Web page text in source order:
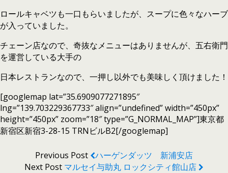
ロールキャベツも一口もらいましたが、スープに色々なハーブ
が入っていました。
チェーン店なので、奇抜なメニューはありませんが、五右衛門
を運営している大手の
日本レストランなので、一押し以外でも美味しく頂けました！
[googlemap lat=”35.6909077271895″
lng=”139.703229367733″ align=”undefined” width=”450px”
height=”450px” zoom=”18″ type=”G_NORMAL_MAP”]東京都
新宿区新宿3-28-15 TRNビルB2[/googlemap]
Previous Post
ハーゲンダッツ 新浦安店
Next Post マルセイ与助丸 ロックシティ館山店